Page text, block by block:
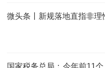
微头条丨新规落地直指非理